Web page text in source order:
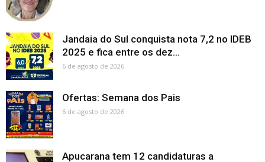
Jandaia do Sul conquista nota 7,2 no IDEB
2025 e fica entre os dez...
6 de agosto de 2026
Ofertas: Semana dos Pais
6 de agosto de 2026
Apucarana tem 12 candidaturas a